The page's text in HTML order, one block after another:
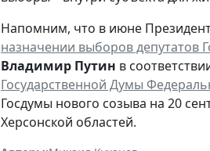
Напомним, что в июне
назначении выборов депутатов
Владимир Путин в
Государственной Думы
Госдумы нового созыва на 20
Херсонской областей.